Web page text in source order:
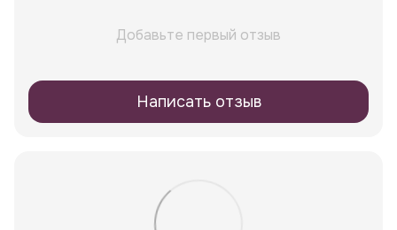
Добавьте первый отзыв
Написать отзыв